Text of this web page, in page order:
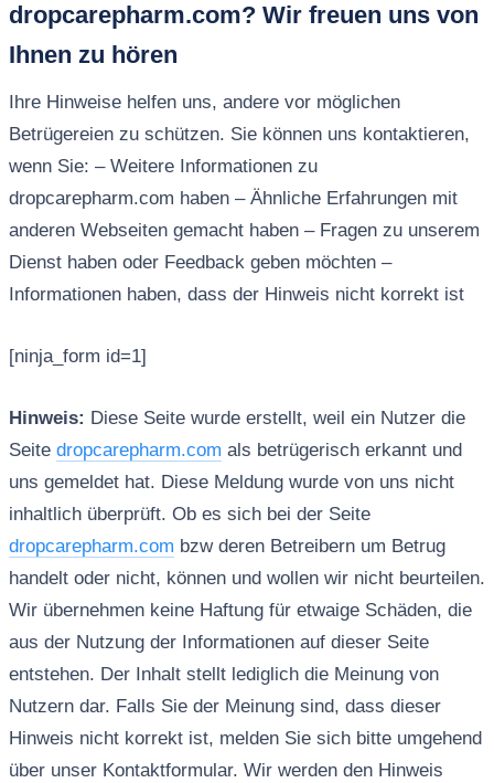
dropcarepharm.com? Wir freuen uns von
Ihnen zu hören
Ihre Hinweise helfen uns, andere vor möglichen
Betrügereien zu schützen. Sie können uns kontaktieren,
wenn Sie: – Weitere Informationen zu
dropcarepharm.com haben – Ähnliche Erfahrungen mit
anderen Webseiten gemacht haben – Fragen zu unserem
Dienst haben oder Feedback geben möchten –
Informationen haben, dass der Hinweis nicht korrekt ist
[ninja_form id=1]
Hinweis: Diese Seite wurde erstellt, weil ein Nutzer die
Seite dropcarepharm.com als betrügerisch erkannt und
uns gemeldet hat. Diese Meldung wurde von uns nicht
inhaltlich überprüft. Ob es sich bei der Seite
dropcarepharm.com bzw deren Betreibern um Betrug
handelt oder nicht, können und wollen wir nicht beurteilen.
Wir übernehmen keine Haftung für etwaige Schäden, die
aus der Nutzung der Informationen auf dieser Seite
entstehen. Der Inhalt stellt lediglich die Meinung von
Nutzern dar. Falls Sie der Meinung sind, dass dieser
Hinweis nicht korrekt ist, melden Sie sich bitte umgehend
über unser Kontaktformular. Wir werden den Hinweis